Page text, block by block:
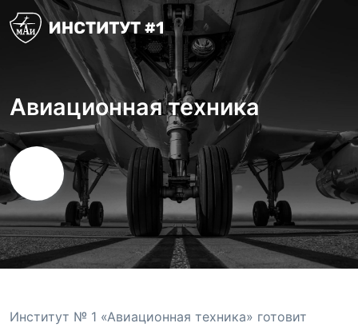
Авиационная техника
Институт № 1 «Авиационная техника» готовит